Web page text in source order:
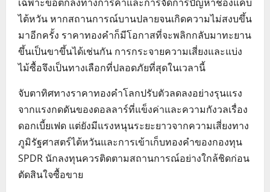
ไต้หวัน หากสถานการณ์บานปลายจนเกิดความไม่สงบขึ้น
มาอีกครั้ง ราคาทองคำก็มีโอกาสที่จะพลิกกลับมาทะยาน
ขึ้นเป็นขาขึ้นได้เช่นกัน การกระจายความเสี่ยงและแบ่ง
ไม้ซื้อจึงเป็นทางเลือกที่ปลอดภัยที่สุดในเวลานี้
จับตาทิศทางราคาทองคำโลกปรับตัวลดลงอย่างรุนแรง
จากแรงกดดันของดอลลาร์ที่แข็งค่าและความกังวลเรื่อง
ดอกเบี้ยเฟด แต่ยังมีแรงหนุนระยะยาวจากความเสี่ยงทาง
ภูมิรัฐศาสตร์ไต้หวันและการเข้าเก็บทองคำของกองทุน
SPDR นักลงทุนควรติดตามสถานการณ์อย่างใกล้ชิดก่อน
ตัดสินใจซื้อขาย